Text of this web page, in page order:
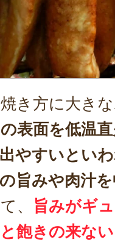
き方に大き
表面を低温
やすいとい
旨みや肉汁
、
旨みがギ
飽きの来な